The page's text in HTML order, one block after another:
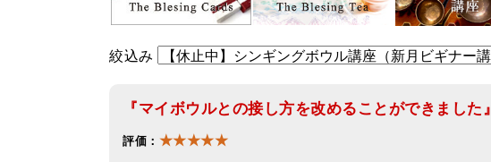
絞込み
『マイボウルとの接し方を改めることができました』
評価： ★★★★★